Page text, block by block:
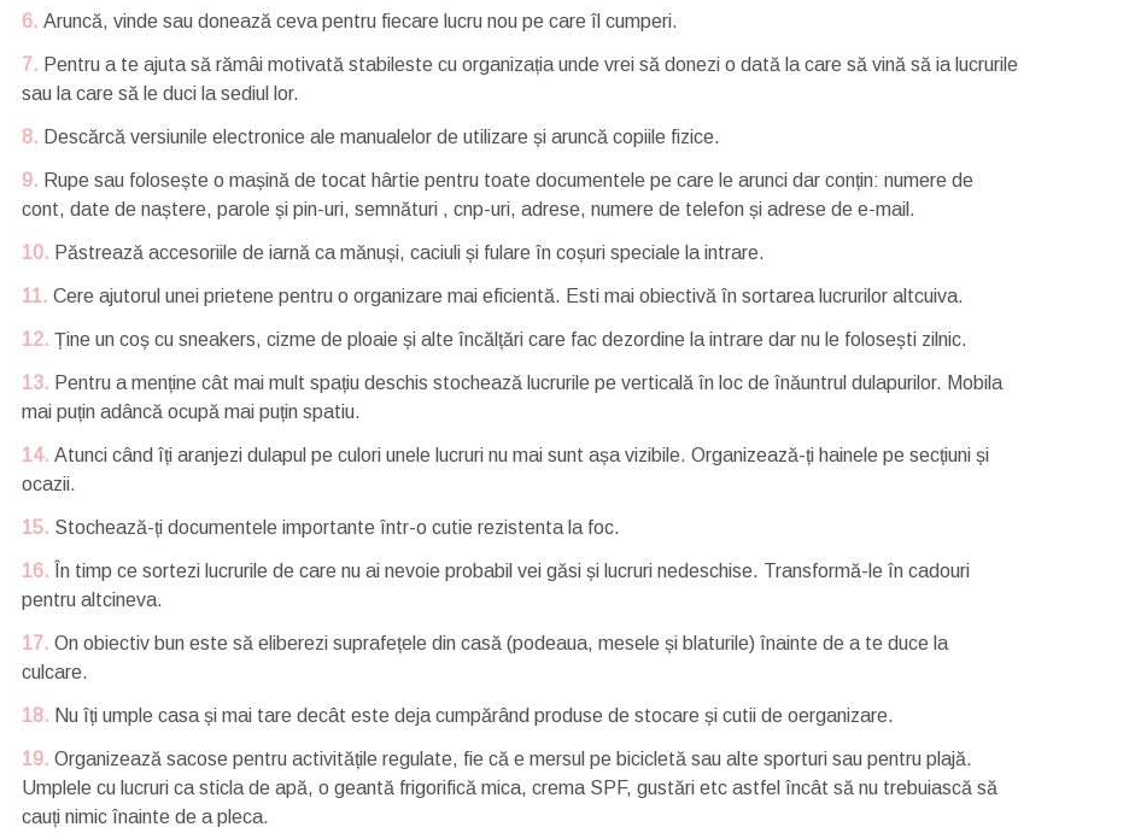
6. Aruncă, vinde sau donează ceva pentru fiecare lucru nou pe care îl cumperi.
7. Pentru a te ajuta să rămâi motivată stabileste cu organizația unde vrei să donezi o dată la care să vină să ia lucrurile
sau la care să le duci la sediul lor.
8. Descărcă versiunile electronice ale manualelor de utilizare și aruncă copiile fizice.
9. Rupe sau folosește o mașină de tocat hârtie pentru toate documentele pe care le arunci dar conțin: numere de
cont, date de naștere, parole și pin-uri, semnături , cnp-uri, adrese, numere de telefon și adrese de e-mail.
10. Păstrează accesoriile de iarnă ca mănuși, caciuli și fulare în coșuri speciale la intrare.
11. Cere ajutorul unei prietene pentru o organizare mai eficientă. Esti mai obiectivă în sortarea lucrurilor altcuiva.
12. Ține un coș cu sneakers, cizme de ploaie și alte încălțări care fac dezordine la intrare dar nu le folosești zilnic.
13. Pentru a menține cât mai mult spațiu deschis stochează lucrurile pe verticală în loc de înăuntrul dulapurilor. Mobila
mai puțin adâncă ocupă mai puțin spatiu.
14. Atunci când îți aranjezi dulapul pe culori unele lucruri nu mai sunt așa vizibile. Organizează-ți hainele pe secțiuni și
ocazii.
15. Stochează-ți documentele importante într-o cutie rezistenta la foc.
16. În timp ce sortezi lucrurile de care nu ai nevoie probabil vei găsi și lucruri nedeschise. Transformă-le în cadouri
pentru altcineva.
17. On obiectiv bun este să eliberezi suprafețele din casă (podeaua, mesele și blaturile) înainte de a te duce la
culcare.
18. Nu îți umple casa și mai tare decât este deja cumpărând produse de stocare și cutii de oerganizare.
19. Organizează sacose pentru activitățile regulate, fie că e mersul pe bicicletă sau alte sporturi sau pentru plajă.
Umplele cu lucruri ca sticla de apă, o geantă frigorifică mica, crema SPF, gustări etc astfel încât să nu trebuiască să
cauți nimic înainte de a pleca.